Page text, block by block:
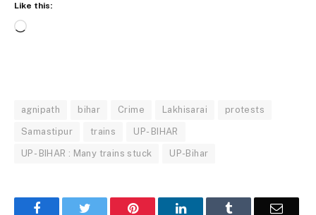
Like this:
Loading…
agnipath bihar Crime Lakhisarai protests
Samastipur trains UP- BIHAR
UP- BIHAR : Many trains stuck UP-Bihar
FacebookTwitter Pinterest LinkedInTumblr Email